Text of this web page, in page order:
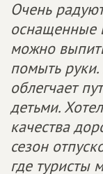
Очень
оснащенные
можно
помыть
облегчает
детьми.
качества
сезон
где туристы